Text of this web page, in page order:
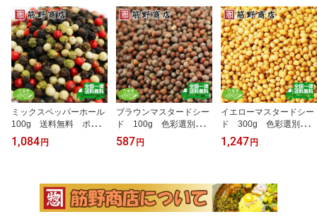
ミックスペッパーホール
100g 送料無料 ポイン
ト消化 カラフルペッパ
ー ペッパーミックス
1,084 円
ブラウンマスタードシー
ド 100g 色彩選別品
送料無料 マスタード
からし カナダ産 ポイ
メードマスタード スパイ
ス spice 香辛料
587 円
イエローマスタードシー
ド 300g 色彩選別済
品 マスタード から
し 送料無料 カナダ
ド ホームメードマスタ
ード スパイス spice
香辛料
1,247 円